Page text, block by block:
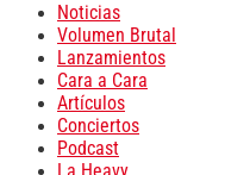
Noticias
Volumen Brutal
Lanzamientos
Cara a Cara
Artículos
Conciertos
Podcast